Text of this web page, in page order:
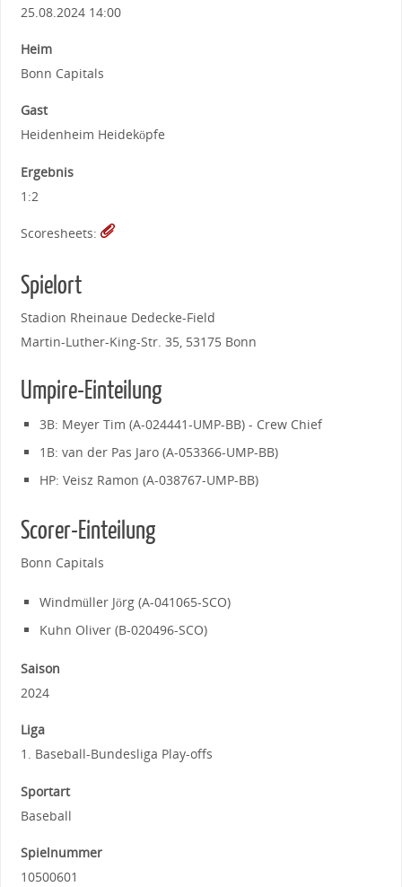
25.08.2024 14:00
Heim
Bonn Capitals
Gast
Heidenheim Heideköpfe
Ergebnis
1:2
Scoresheets:
Spielort
Stadion Rheinaue Dedecke-Field
Martin-Luther-King-Str. 35, 53175 Bonn
Umpire-Einteilung
3B: Meyer Tim (A-024441-UMP-BB) - Crew Chief
1B: van der Pas Jaro (A-053366-UMP-BB)
HP: Veisz Ramon (A-038767-UMP-BB)
Scorer-Einteilung
Bonn Capitals
Windmüller Jörg (A-041065-SCO)
Kuhn Oliver (B-020496-SCO)
Saison
2024
Liga
1. Baseball-Bundesliga Play-offs
Sportart
Baseball
Spielnummer
10500601